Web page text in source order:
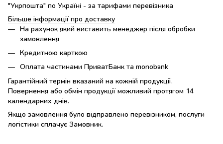
"Укрпошта" по Україні - за тарифами перевізника
Більше інформації про доставку
На рахунок який виставить менеджер після обробки
замовлення
Кредитною карткою
Оплата частинами ПриватБанк та monobank
Гарантійний термін вказаний на кожній продукції.
Повернення або обмін продукції можливий протягом 14
календарних днів.
Якщо замовлення було відправлено перевізником, послуги
логістики сплачує Замовник.